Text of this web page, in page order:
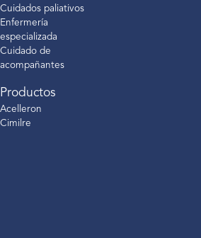
Cuidados paliativos
Enfermería
especializada
Cuidado de
acompañantes
Productos
Acelleron
Cimilre